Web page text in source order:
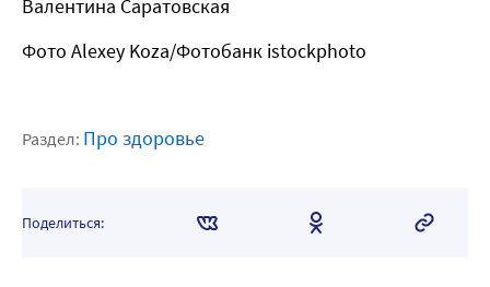
Валентина Саратовская
Фото Alexey Koza/Фотобанк istockphoto
Раздел: Про здоровье
Поделиться: